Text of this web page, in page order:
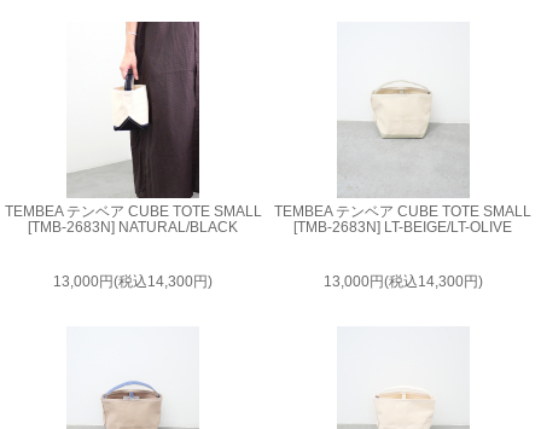
TEMBEA テンベア CUBE TOTE SMALL
[TMB-2683N] NATURAL/BLACK
13,000円(税込14,300円)
TEMBEA テンベア CUBE TOTE SMALL
[TMB-2683N] LT-BEIGE/LT-OLIVE
13,000円(税込14,300円)